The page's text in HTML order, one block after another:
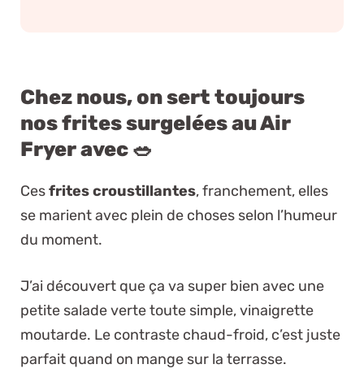
Chez nous, on sert toujours
nos frites surgelées au Air
Fryer avec 🥗
Cesfrites croustillantes, franchement, elles
se marient avec plein de choses selon l’humeur
du moment.
J’ai découvert que ça va super bien avec une
petite salade verte toute simple, vinaigrette
moutarde. Le contraste chaud-froid, c’est juste
parfait quand on mange sur la terrasse.